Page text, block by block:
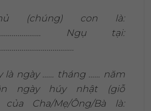
(chúng) con là:
Ngụ tại:
là ngày …… tháng …… năm
ngày húy nhật (giỗ
của Cha/Mẹ/Ông/Bà là: